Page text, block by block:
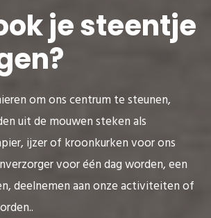
je steentje
om ons centrum te steunen,
uit de mouwen steken als
ijzer of kroonkurken voor ons
voor één dag worden, een
deelnemen aan onze activiteiten of